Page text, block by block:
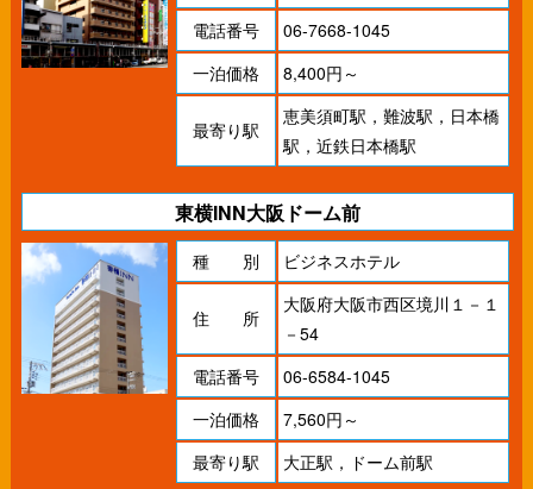
電話番号
06-7668-1045
一泊価格
8,400円～
最寄り駅
恵美須町駅，難波駅，日本橋
駅，近鉄日本橋駅
東横INN大阪ドーム前
種 別 ビジネスホテル
住 所
大阪府大阪市西区境川１－１
－54
電話番号
06-6584-1045
一泊価格
7,560円～
最寄り駅
大正駅，ドーム前駅